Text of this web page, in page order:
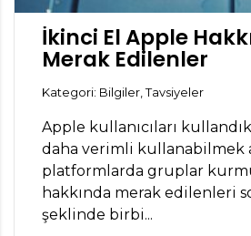
İkinci El Apple
Merak Edilenler
Kategori: Bilgiler, Tavsiyeler
Apple kullanıcıları
daha verimli kullanabilmek
platformlarda gruplar
hakkında merak edilenleri
şeklinde birbi...